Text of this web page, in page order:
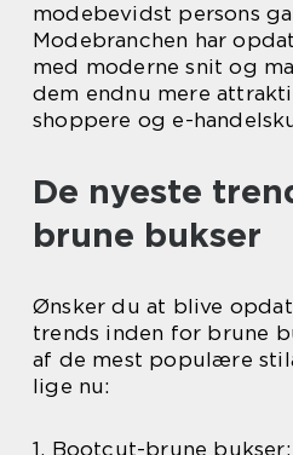
modebevidst persons
Modebranchen har
med moderne snit og
dem endnu mere
shoppere og e-
De nyeste
brune bukser
Ønsker du at blive
trends inden for brune
af de mest populære
lige nu:
1. Bootcut-brune